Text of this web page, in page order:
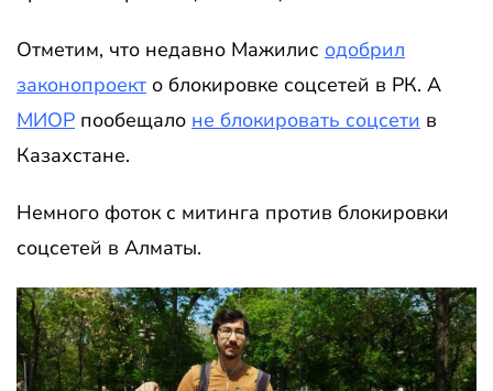
Отметим, что недавно Мажилис одобрил
законопроект о блокировке соцсетей в РК. А
МИОР пообещало не блокировать соцсети в
Казахстане.
Немного фоток с митинга против блокировки
соцсетей в Алматы.